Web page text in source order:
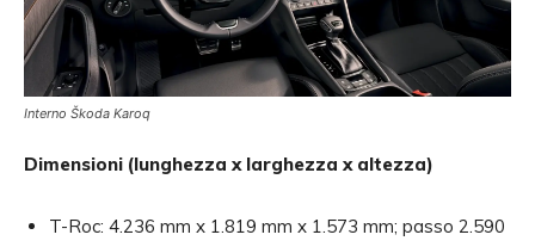
Interno Škoda Karoq
Dimensioni (lunghezza x larghezza x altezza)
T-Roc: 4.236 mm x 1.819 mm x 1.573 mm; passo 2.590